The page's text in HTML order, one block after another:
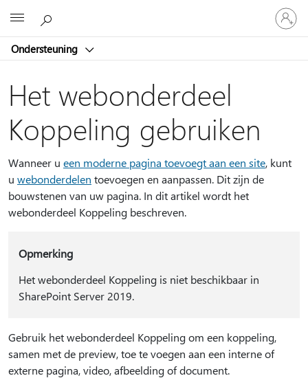
Ondersteuning
Meld
je
aan
je
Het webonderdeel
Koppeling gebruiken
Wanneer u een moderne pagina toevoegt aan een site, kunt
u webonderdelen toevoegen en aanpassen. Dit zijn de
bouwstenen van uw pagina. In dit artikel wordt het
webonderdeel Koppeling beschreven.
Opmerking
Het webonderdeel Koppeling is niet beschikbaar in
SharePoint Server 2019.
Gebruik het webonderdeel Koppeling om een koppeling,
samen met de preview, toe te voegen aan een interne of
externe pagina, video, afbeelding of document.